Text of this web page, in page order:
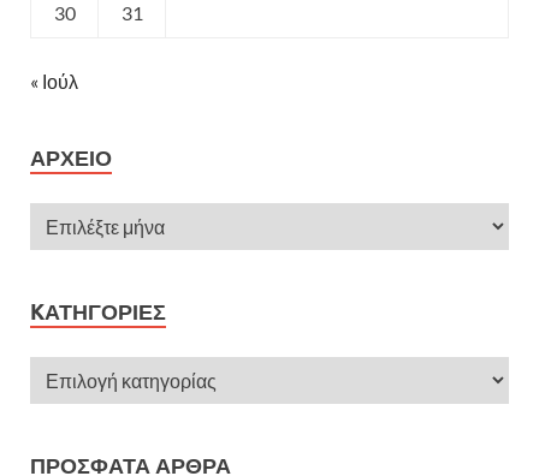
30 31
« Ιούλ
ΑΡΧΕΊΟ
KΑΤΗΓΟΡΊΕΣ
ΠΡΌΣΦΑΤΑ ΆΡΘΡΑ